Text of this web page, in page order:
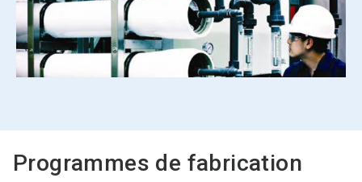
Programmes de fabrication